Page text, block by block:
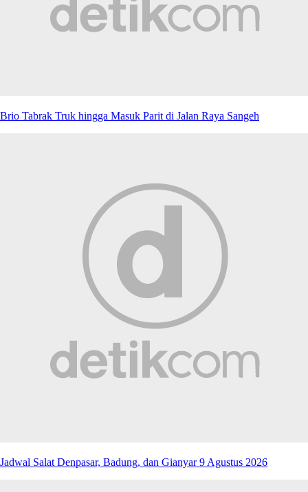
Brio Tabrak Truk hingga Masuk Parit di Jalan Raya Sangeh
Jadwal Salat Denpasar, Badung, dan Gianyar 9 Agustus 2026